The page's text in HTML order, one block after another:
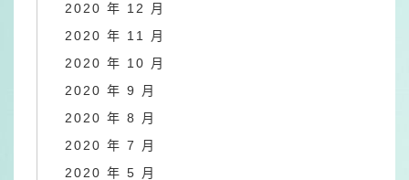
2020 年 12 月
2020 年 11 月
2020 年 10 月
2020 年 9 月
2020 年 8 月
2020 年 7 月
2020 年 5 月